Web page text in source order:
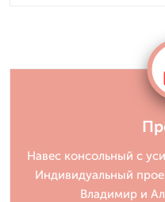
Навес консольный с
Индивидуальный
Владимир и